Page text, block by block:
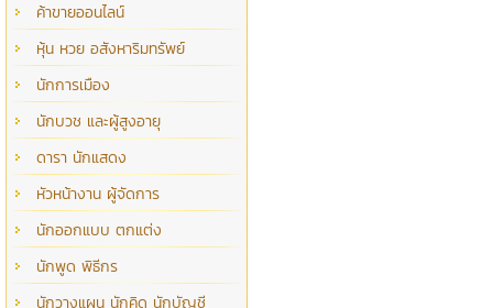
ค้าขายออนไลน์
หุ้น หวย อสังหาริมทรัพย์
นักการเมือง
นักบวช และผู้สูงอายุ
ดารา นักแสดง
หัวหน้างาน ผู้จัดการ
นักออกแบบ ตกแต่ง
นักพูด พิธีกร
นักวางแผน นักคิด นักบัญชี